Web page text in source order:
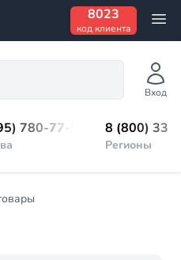
8023
код клиента
Вход
780-77-98 8 (800)
Регионы